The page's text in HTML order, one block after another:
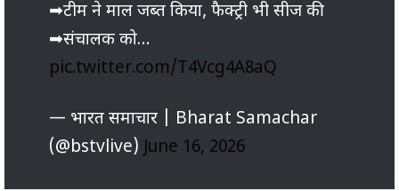
➡टीम ने माल जब्त किया, फैक्ट्री भी सीज की
➡संचालक को…
pic.twitter.com/T4Vcg4A8aQ
— भारत समाचार | Bharat Samachar
(@bstvlive) June 16, 2026